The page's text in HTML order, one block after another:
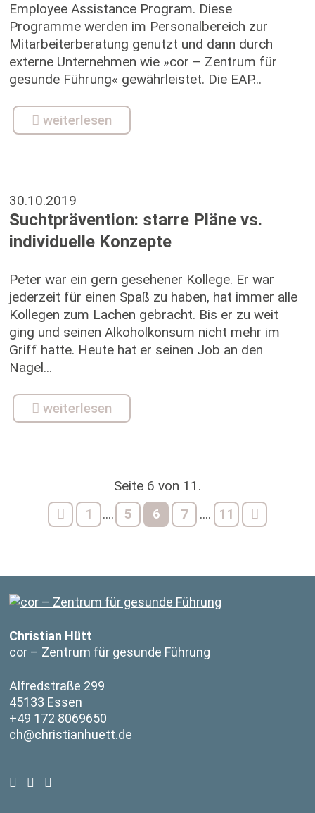
Employee Assistance Program. Diese
Programme werden im Personalbereich zur
Mitarbeiterberatung genutzt und dann durch
externe Unternehmen wie »cor – Zentrum für
gesunde Führung« gewährleistet. Die EAP...
weiterlesen
30.10.2019
Suchtprävention: starre Pläne vs.
individuelle Konzepte
Peter war ein gern gesehener Kollege. Er war
jederzeit für einen Spaß zu haben, hat immer alle
Kollegen zum Lachen gebracht. Bis er zu weit
ging und seinen Alkoholkonsum nicht mehr im
Griff hatte. Heute hat er seinen Job an den
Nagel...
weiterlesen
Seite 6 von 11.
1
.... 5 6 7 .... 11
Christian Hütt
cor – Zentrum für gesunde Führung
Alfredstraße 299
45133 Essen
+49 172 8069650
ch@christianhuett.de